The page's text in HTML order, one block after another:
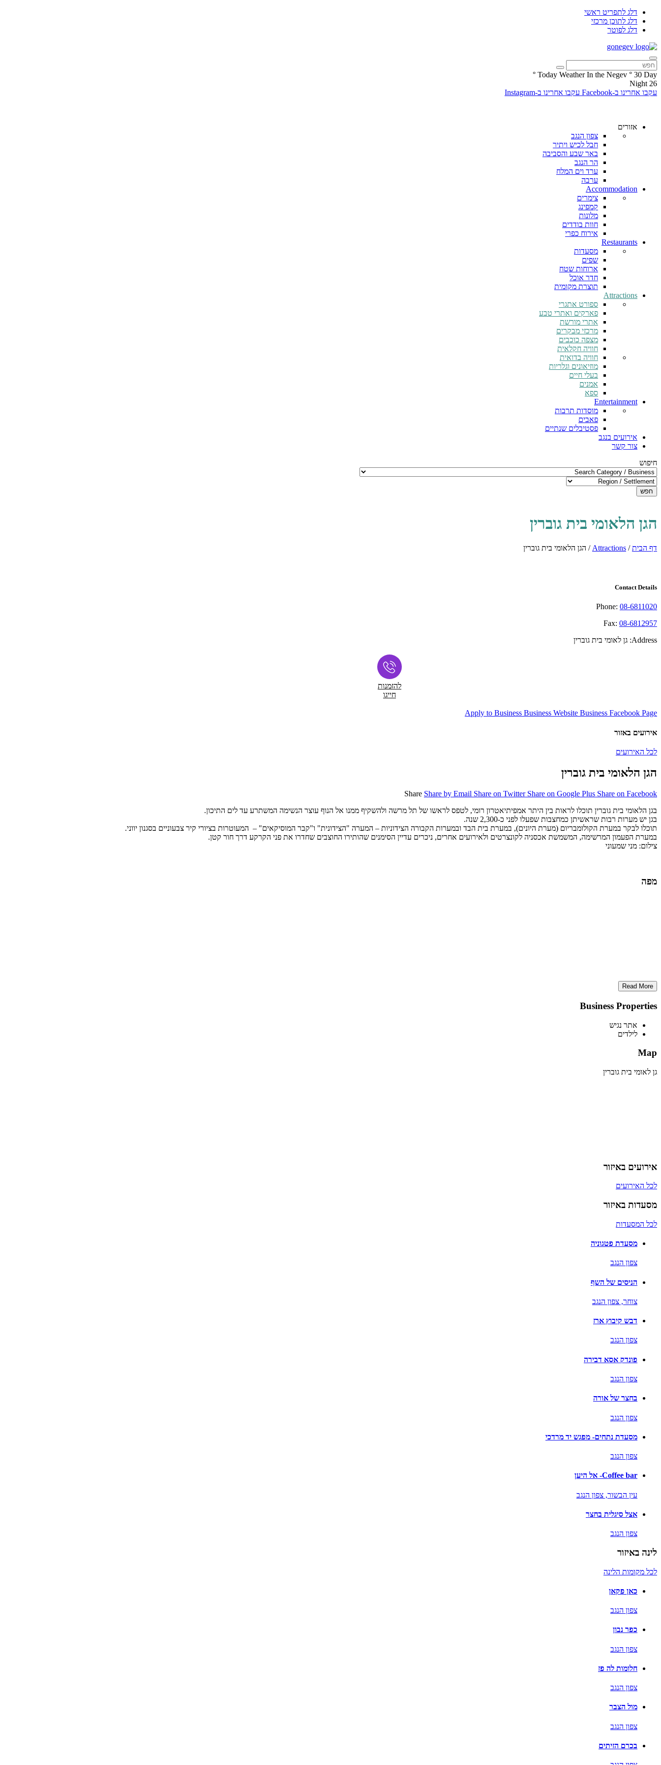
דלג לתפריט ראשי
דלג לתוכן מרכזי
דלג לפוטר
Today Weather In the Negev ° 30 Day
°
26
Night
עקבו אחרינו ב-Facebook
עקבו אחרינו ב-Instagram
אזורים
צפון הנגב
חבל לכיש ויתיר
באר שבע והסביבה
הר הנגב
ערד וים המלח
ערבה
Accommodation
צימרים
קמפינג
מלונות
חוות בודדים
אירוח כפרי
Restaurants
מסעדות
שפים
ארוחות שטח
חדר אוכל
תוצרת מקומית
Attractions
ספורט אתגרי
פארקים ואתרי טבע
אתרי מורשת
מרכזי מבקרים
מצפה כוכבים
חוויה חקלאית
חוויה בדואית
מוזיאונים וגלריות
בעלי חיים
אמנים
ספא
Entertainment
מוסדות תרבות
פאבים
פסטיבלים שנתיים
אירועים בנגב
צור קשר
חיפוש
חפש
הגן הלאומי בית גוברין
דף הבית/
Attractions
/ הגן הלאומי בית גוברין
Contact Details
Phone: 08-6811020
Fax: 08-6812957
Address: גן לאומי בית גוברין
להזמנות
חייגו
Apply to Business Business Website Business Facebook Page
אירועים באזור
לכל האירועים
הגן הלאומי בית גוברין
Share Share by Email Share on Twitter Share on Google Plus Share on Facebook
בגן הלאומי בית גוברין תוכלו לראות בין היתר אמפיתיאטרון רומי, לטפס לראשו של תל מרשה ולהשקיף ממנו אל הנוף עוצר הנשימה המשתרע עד לים התיכון.
בגן יש מערות רבות שראשיתן כמחצבות שפעלו לפני כ-2,300 שנה.
תוכלו לבקר במערת הקולומבריום (מערת היונים), במערת בית הבד ובמערות הקבורה הצידוניות – המערה "הצידונית" ו"קבר המוסיקאים" – המעוטרות בציורי קיר צבעוניים בסגנון יווני.
במערת הפעמון המרשימה, המשמשת אכסניה לקונצרטים ולאירועים אחרים, ניכרים עדיין הסימנים שהותירו החוצבים שחדרו את פני הקרקע דרך חור קטן.
צילום: מני שמעוני
מפה
Read More
Business Properties
אתר נגיש
לילדים
Map
גן לאומי בית גוברין
אירועים באיזור
לכל האירועים
מסעדות באיזור
לכל המסעדות
מסעדת פטגוניה
צפון הנגב
הניסים של השף
צוחר, צפון הנגב
דבש קיבוץ ארז
צפון הנגב
פונדק אסא דבירה
צפון הנגב
בחצר של אורה
צפון הנגב
מסעדת נתחים- מפגש יד מרדכי
צפון הנגב
Coffee bar- אל היען
עין הבשור, צפון הנגב
אצל סיגלית בחצר
צפון הנגב
לינה באיזור
לכל מקומות הלינה
כאן פקאן
צפון הנגב
כפר נבון
צפון הנגב
חלומות לה פז
צפון הנגב
מול הצבר
צפון הנגב
בכרם הזיתים